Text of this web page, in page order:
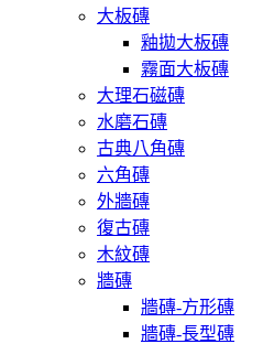
大板磚
釉拋大板磚
霧面大板磚
大理石磁磚
水磨石磚
古典八角磚
六角磚
外牆磚
復古磚
木紋磚
牆磚
牆磚-方形磚
牆磚-長型磚